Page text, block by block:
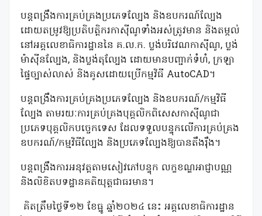
បន្តពង្រឹងការគ្រប់គ្រងប្រភេទល្បែង និងឧបករណ៍ល្បែង
ដោយតម្រូវឱ្យប្រតិបត្តិករកាស៊ីណូទាំងអស់ត្រូវមាន និងតម្កល់
នៅអគ្គលេខាធិការដ្ឋាននៃ គ.ល.ក. ប្លង់បរិវេណកាស៊ីណូ, ប្លង់
ម៉ាស៊ីនល្បែង, និងប្លង់តុល្បែង ដោយមានបញ្ជាក់ទំហំ, ក្រឡា
ផ្ទៃច្បាស់លាស់ និងគូសដោយប្រើកម្មវិធី AutoCAD។
បន្តពង្រឹងការគ្រប់គ្រងប្រភេទល្បែង និងឧបករណ៍/កម្មវិធី
ល្បែង តាមរយៈការគ្រប់គ្រងបុគ្គលិកពិសេសកាស៊ីណូជា
ប្រភេទបុគ្គលិកបច្ចេកទេស ដែលទទួលបន្ទុកលើការគ្រប់គ្រង
ឧបករណ៍/កម្មវិធីល្បែង និងប្រភេទល្បែងឱ្យបានតឹងរ៉ឹង។
បន្តពង្រឹងការអនុវត្តតាមសៀវភៅបន្ទុក លក្ខខណ្ឌអាជ្ញាបណ្ណ
និងលិខិតបទដ្ឋានគតិយុត្តជាធរមាន។
គិតត្រឹមថ្ងៃទី១២ ខែធ្នូ ឆ្នាំ២០២៤ នេះ អគ្គលេខាធិការដ្ឋាន